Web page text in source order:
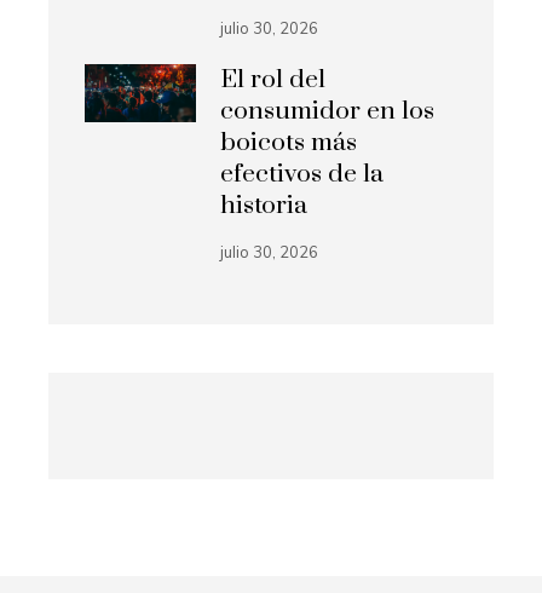
julio 30, 2026
El rol del
consumidor en los
boicots más
efectivos de la
historia
julio 30, 2026